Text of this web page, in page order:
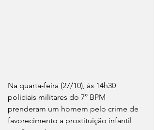
Na quarta-feira (27/10), às 14h30
policiais militares do 7° BPM
prenderam um homem pelo crime de
favorecimento a prostituição infantil